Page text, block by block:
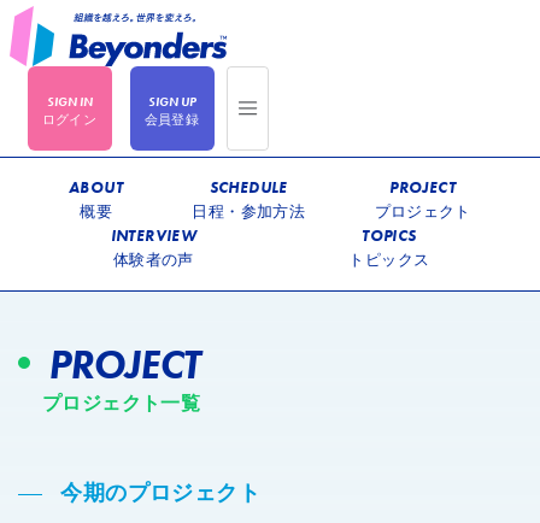
ログイン 会員登録
ABOUT
概要
SCHEDULE
日程・参加方法
PROJECT
プロジェクト
INTERVIEW
体験者の声
TOPICS
トピックス
PROJECT
プロジェクト一覧
今期のプロジェクト